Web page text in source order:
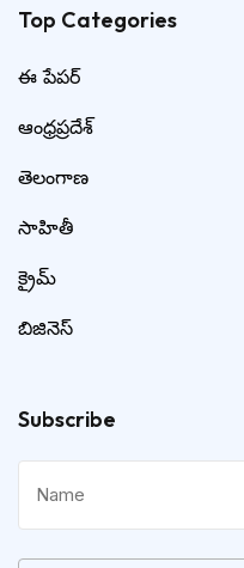
Top Categories​
ఈ పేపర్
ఆంధ్రప్రదేశ్
తెలంగాణ
సాహితీ
క్రైమ్
బిజినెస్
Subscribe